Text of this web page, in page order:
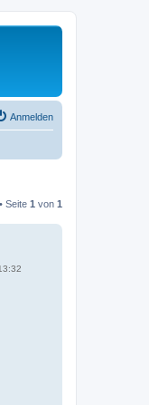
Anmelden
Seite 1 von 1